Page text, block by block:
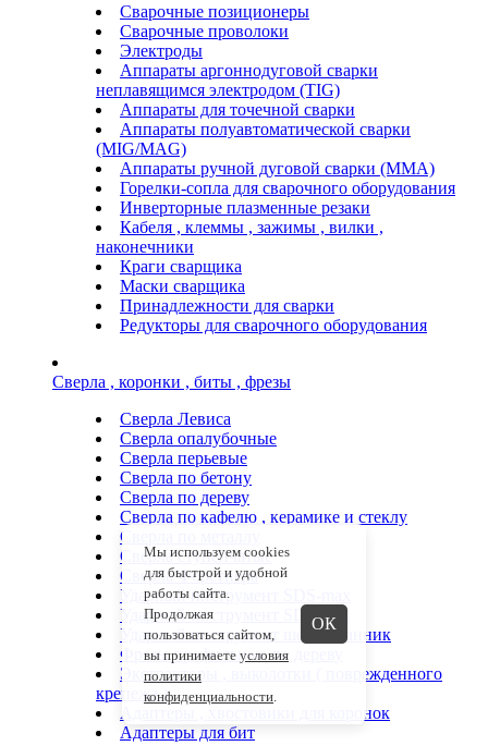
Сварочные позиционеры
Сварочные проволоки
Электроды
Аппараты аргоннодуговой сварки
неплавящимся электродом (TIG)
Аппараты для точечной сварки
Аппараты полуавтоматической сварки
(MIG/MAG)
Аппараты ручной дуговой сварки (ММА)
Горелки-сопла для сварочного оборудования
Инверторные плазменные резаки
Кабеля , клеммы , зажимы , вилки ,
наконечники
Краги сварщика
Маски сварщика
Принадлежности для сварки
Редукторы для сварочного оборудования
Сверла , коронки , биты , фрезы
Сверла Левиса
Сверла опалубочные
Сверла перьевые
Сверла по бетону
Сверла по дереву
Сверла по кафелю , керамике и стеклу
Сверла по металлу
Сверла ступенчатые
Сверла Форстнера
Ударный инструмент SDS-max
Ударный инструмент SDS-plus
Ударный инструмент шестигранник
Фрезы профильные по дереву
Экстракторы , выколотки ( поврежденного
крепежа )
Адаптеры , хвостовики для коронок
Адаптеры для бит
Мы используем cookies
для быстрой и удобной
работы сайта.
Продолжая
пользоваться сайтом,
вы принимаете условия
политики
конфиденциальности.
ОК